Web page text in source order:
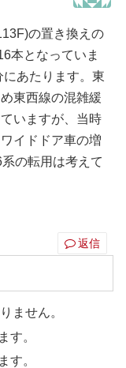
の置き換えの
本となっていま
あたります。東
東西線の混雑緩
いますが、当時
イドドア車の増
の転用は考えて
返信
ません。
す。
す。